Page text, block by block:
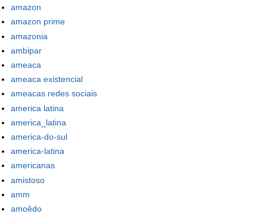
amazon
amazon prime
amazonia
ambipar
ameaca
ameaca existencial
ameacas redes sociais
america latina
america_latina
america-do-sul
america-latina
americanas
amistoso
amm
amoêdo